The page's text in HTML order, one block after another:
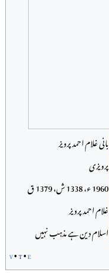
بانی غلام احمد پرویز
پرویزی
1960 ء، 1338 ش، 1379 ق
غلام احمد پرویز
اسلام دین ہے مذہب نہیں
v t e